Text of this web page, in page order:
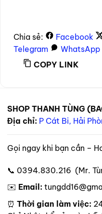
Chia sẻ: Facebook
Telegram
WhatsApp
COPY LINK
SHOP THANH TÙNG
Địa chỉ: P Cát Bi, Hải
Gọi ngay khi bạn cần –
📞 0394.830.216 (Mr.
✉️ Email:
⏰ Thời gian làm việc: